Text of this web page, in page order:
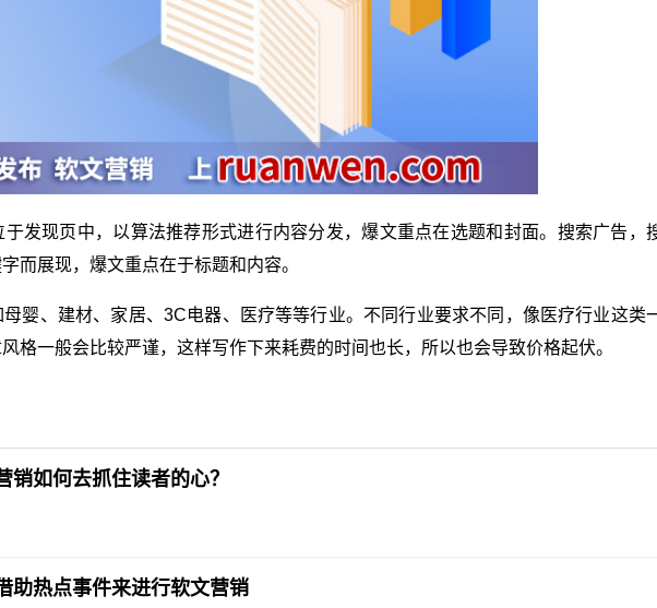
发现页中，以算法推荐形式进行内容分发，爆文重点在选题和封面。搜索广告，
而展现，爆文重点在于标题和内容。
婴、建材、家居、3C电器、医疗等等行业。不同行业要求不同，像医疗行业这类
格一般会比较严谨，这样写作下来耗费的时间也长，所以也会导致价格起伏。
如何去抓住读者的心？
助热点事件来进行软文营销